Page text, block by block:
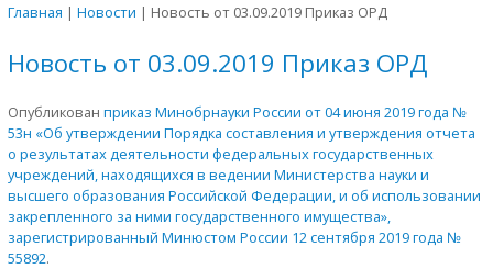
Главная | Новости | Новость от 03.09.2019 Приказ ОРД
Новость от 03.09.2019 Приказ ОРД
Опубликован приказ Минобрнауки России от 04 июня 2019 года №
53н «Об утверждении Порядка составления и утверждения отчета
о результатах деятельности федеральных государственных
учреждений, находящихся в ведении Министерства науки и
высшего образования Российской Федерации, и об использовании
закрепленного за ними государственного имущества»,
зарегистрированный Минюстом России 12 сентября 2019 года №
55892.